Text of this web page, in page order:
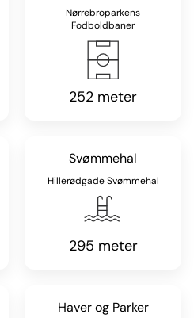
Nørrebroparkens
Fodboldbaner
252 meter
Svømmehal
Hillerødgade Svømmehal
295 meter
Haver og Parker